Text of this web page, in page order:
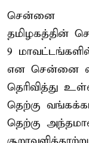
சென்னை
தமிழகத்தின்
9
என சென்னை
தெரிவித்து
தெற்கு
தெற்கு